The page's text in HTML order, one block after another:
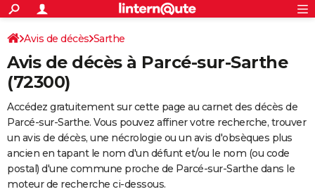
ACTUALITÉS
Politique
Société
Faits Divers
Education
Monde
Villes
+
SPORT
Coupe du monde 2026
Football
Tennis
Cyclisme
Rugby
Forum
FINANCE
Retraite
Impôts
Epargne
Immobilier
Risques naturels par ville
Banque
Assurance
Crédit
Essais
Réserver un essai
Citadines
Berlines
SUV
Forum auto
+
HIGH-TECH
Mobiles
Meilleur smartphone
Internet
Ordinateurs
Jeux vidéo
Guide high-tech
+BRICOLAGE
Avis de décès Sarthe
Avis de décès à Parcé-sur-Sarthe
(72300)
Accédez gratuitement sur cette page au carnet des décès de
Parcé-sur-Sarthe. Vous pouvez affiner votre recherche, trouver
un avis de décès, une nécrologie ou un avis d'obsèques plus
ancien en tapant le nom d'un défunt et/ou le nom (ou code
postal) d'une commune proche de Parcé-sur-Sarthe dans le
moteur de recherche ci-dessous.